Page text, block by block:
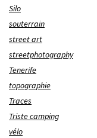
Silo
souterrain
street art
streetphotography
Tenerife
topographie
Traces
Triste camping
vélo